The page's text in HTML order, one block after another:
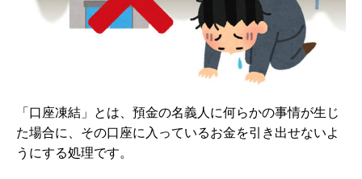
「口座凍結」とは、預金の名義人に何らかの事情が生じ
た場合に、その口座に入っているお金を引き出せないよ
うにする処理です。